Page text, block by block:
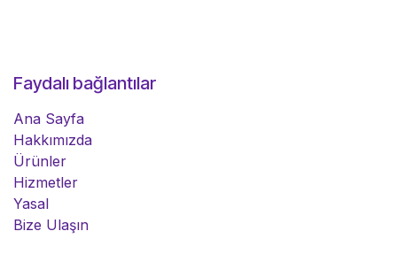
Faydalı bağlantılar
Ana Sayfa
Hakkımızda
Ürünler
Hizmetler
Yasal
Bize Ulaşın